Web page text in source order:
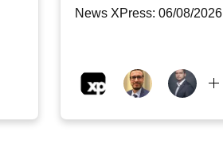
News XPress: 06/08/2026